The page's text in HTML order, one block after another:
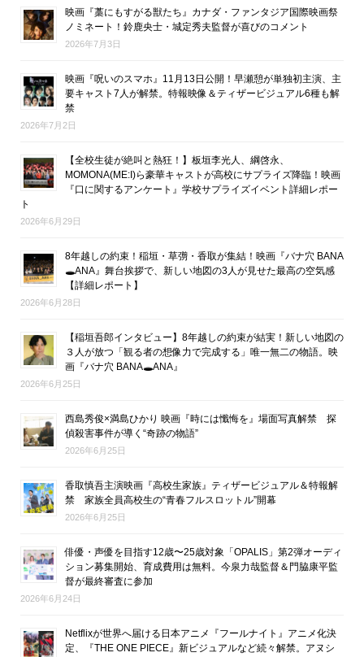
映画『藁にもすがる獣たち』カナダ・ファンタジア国際映画祭
ノミネート！鈴鹿央士・城定秀夫監督が喜びのコメント
2026年7月3日
映画『呪いのスマホ』11月13日公開！早瀬憩が単独初主演、主
要キャスト7人が解禁。特報映像＆ティザービジュアル6種も解
禁
2026年7月2日
【全校生徒が絶叫と熱狂！】板垣李光人、綱啓永、
MOMONA(ME:I)ら豪華キャストが高校にサプライズ降臨！映画
『口に関するアンケート』学校サプライズイベント詳細レポー
ト
2026年6月29日
8年越しの約束！稲垣・草彅・香取が集結！映画『バナ穴 BANA
🕳ANA』舞台挨拶で、新しい地図の3人が見せた最高の空気感
【詳細レポート】
2026年6月28日
【稲垣吾郎インタビュー】8年越しの約束が結実！新しい地図の
３人が放つ「観る者の想像力で完成する」唯一無二の物語。映
画『バナ穴 BANA🕳ANA』
2026年6月25日
西島秀俊×満島ひかり 映画『時には懺悔を』場面写真解禁 探
偵殺害事件が導く“奇跡の物語”
2026年6月25日
香取慎吾主演映画『高校生家族』ティザービジュアル＆特報解
禁 家族全員高校生の“青春フルスロットル”開幕
2026年6月25日
俳優・声優を目指す12歳〜25歳対象「OPALIS」第2弾オーディ
ション募集開始、育成費用は無料。今泉力哉監督＆門脇康平監
督が最終審査に参加
2026年6月24日
Netflixが世界へ届ける日本アニメ『フールナイト』アニメ化決
定、『THE ONE PIECE』新ビジュアルなど続々解禁。アヌシ